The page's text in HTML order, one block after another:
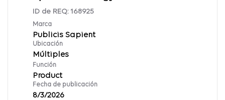
ID de REQ: 168925
Marca
Publicis Sapient
Ubicación
Múltiples
Función
Product
Fecha de publicación
8/3/2026